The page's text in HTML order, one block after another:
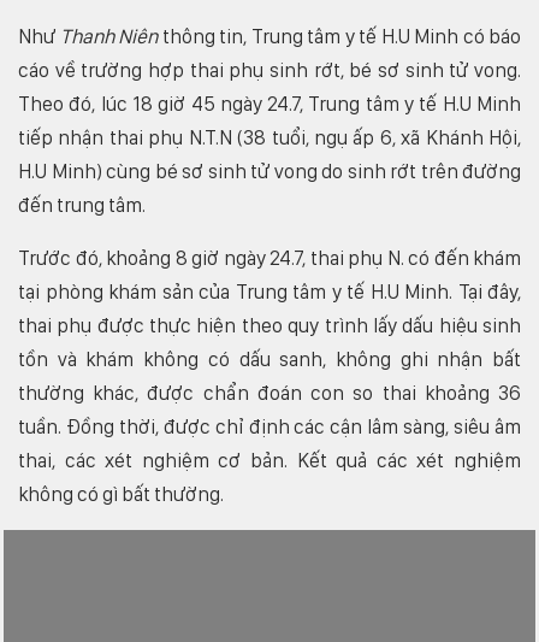
Như Thanh Niênthông tin, Trung tâm y tế H.U Minh có báo
cáo về trường hợp thai phụ sinh rớt, bé sơ sinh tử vong.
Theo đó, lúc 18 giờ 45 ngày 24.7, Trung tâm y tế H.U Minh
tiếp nhận thai phụ N.T.N (38 tuổi, ngụ ấp 6, xã Khánh Hội,
H.U Minh) cùng bé sơ sinh tử vong do sinh rớt trên đường
đến trung tâm.
Trước đó, khoảng 8 giờ ngày 24.7, thai phụ N. có đến khám
tại phòng khám sản của Trung tâm y tế H.U Minh. Tại đây,
thai phụ được thực hiện theo quy trình lấy dấu hiệu sinh
tồn và khám không có dấu sanh, không ghi nhận bất
thường khác, được chẩn đoán con so thai khoảng 36
tuần. Đồng thời, được chỉ định các cận lâm sàng, siêu âm
thai, các xét nghiệm cơ bản. Kết quả các xét nghiệm
không có gì bất thường.